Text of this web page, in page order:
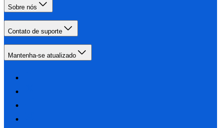
Sobre nós
Contato de suporte
Mantenha-se atualizado